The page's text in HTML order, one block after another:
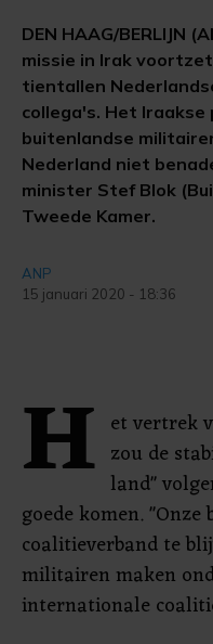
DEN HAAG/BERLIJN
missie in Irak
tientallen
collega's. Het
buitenlandse
Nederland niet
minister Stef Blok
Tweede Kamer.
ANP
15 januari 2020 - 18:36
H et vertrek
zou de
land"
goede komen.
coalitieverband te
militairen maken
internationale